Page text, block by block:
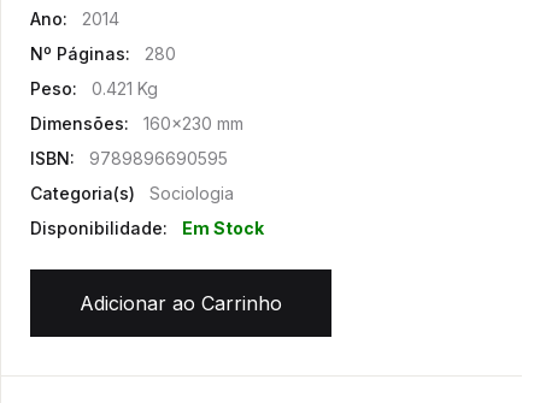
Ano:
2014
Nº Páginas:
280
Peso:
0.421 Kg
Dimensões:
160x230 mm
ISBN:
9789896690595
Categoria(s)
Sociologia
Disponibilidade:
Em Stock
Adicionar ao Carrinho